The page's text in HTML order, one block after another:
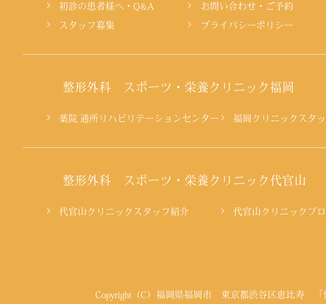
初診の患者様へ・Q&A お問い合わせ・ご予約
スタッフ募集 プライバシーポリシー
整形外科 スポーツ・栄養クリニック福岡
薬院 通所リハビリテーションセンター 福岡クリニックスタ
整形外科 スポーツ・栄養クリニック代官山
代官山クリニックスタッフ紹介 代官山クリニックブ
Copyright（C）福岡県福岡市 東京都渋谷区恵比寿